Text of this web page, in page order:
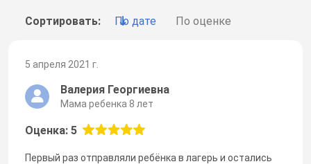
Сортировать: По дате По оценке
5 апреля 2021 г.
Валерия Георгиевна
Мама ребенка 8 лет
Оценка: 5
Первый раз отправляли ребёнка в лагерь и остались